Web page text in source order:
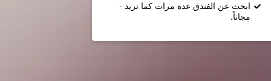
ابحث عن الفندق عدة مرات كما تريد -
مجاناً.